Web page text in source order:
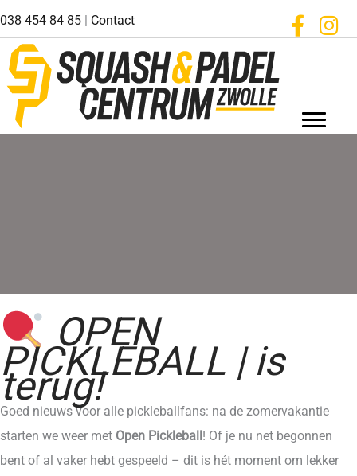
Ga
naar
de
inhoud
038 454 84 85 | Contact
OPEN
PICKLEBALL | is
terug!
Goed nieuws voor alle pickleballfans: na de zomervakantie
starten we weer met Open Pickleball! Of je nu net begonnen
bent of al vaker hebt gespeeld – dit is hét moment om lekker